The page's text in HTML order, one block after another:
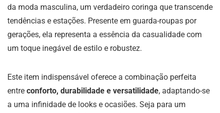
da moda masculina, um verdadeiro coringa que transcende
tendências e estações. Presente em guarda-roupas por
gerações, ela representa a essência da casualidade com
um toque inegável de estilo e robustez.
Este item indispensável oferece a combinação perfeita
entre conforto, durabilidade e versatilidade, adaptando-se
a uma infinidade de looks e ocasiões. Seja para um